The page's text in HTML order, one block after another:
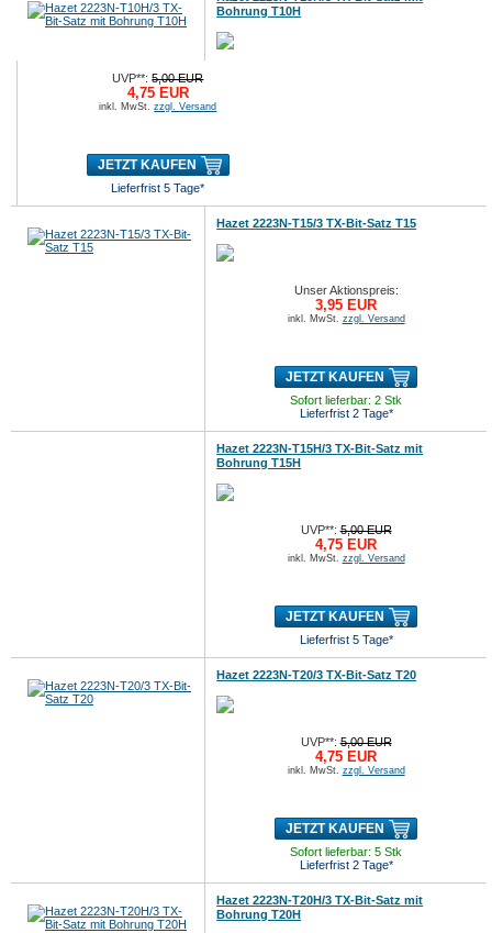
Bohrung T10H
UVP**:5,00 EUR
4,75 EUR
inkl. MwSt.zzgl. Versand
JETZT KAUFEN
Lieferfrist 5 Tage*
Hazet 2223N-T15/3 TX-Bit-Satz T15
Unser Aktionspreis:
3,95 EUR
inkl. MwSt. zzgl. Versand
JETZT KAUFEN
Sofort lieferbar: 2 Stk
Lieferfrist 2 Tage*
Hazet 2223N-T15H/3 TX-Bit-Satz mit
Bohrung T15H
UVP**:5,00 EUR
4,75 EUR
inkl. MwSt. zzgl. Versand
JETZT KAUFEN
Lieferfrist 5 Tage*
Hazet 2223N-T20/3 TX-Bit-Satz T20
UVP**:5,00 EUR
4,75 EUR
inkl. MwSt. zzgl. Versand
JETZT KAUFEN
Sofort lieferbar: 5 Stk
Lieferfrist 2 Tage*
Hazet 2223N-T20H/3 TX-Bit-Satz mit
Bohrung T20H